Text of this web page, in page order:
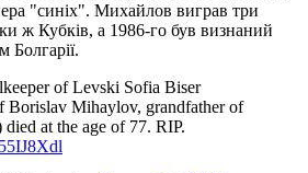
"синіх". Михайлов виграв три
ж Кубків, а 1986-го був визнаний
Болгарії.
of Levski Sofia Biser
Borislav Mihaylov, grandfather of
at the age of 77. RIP.